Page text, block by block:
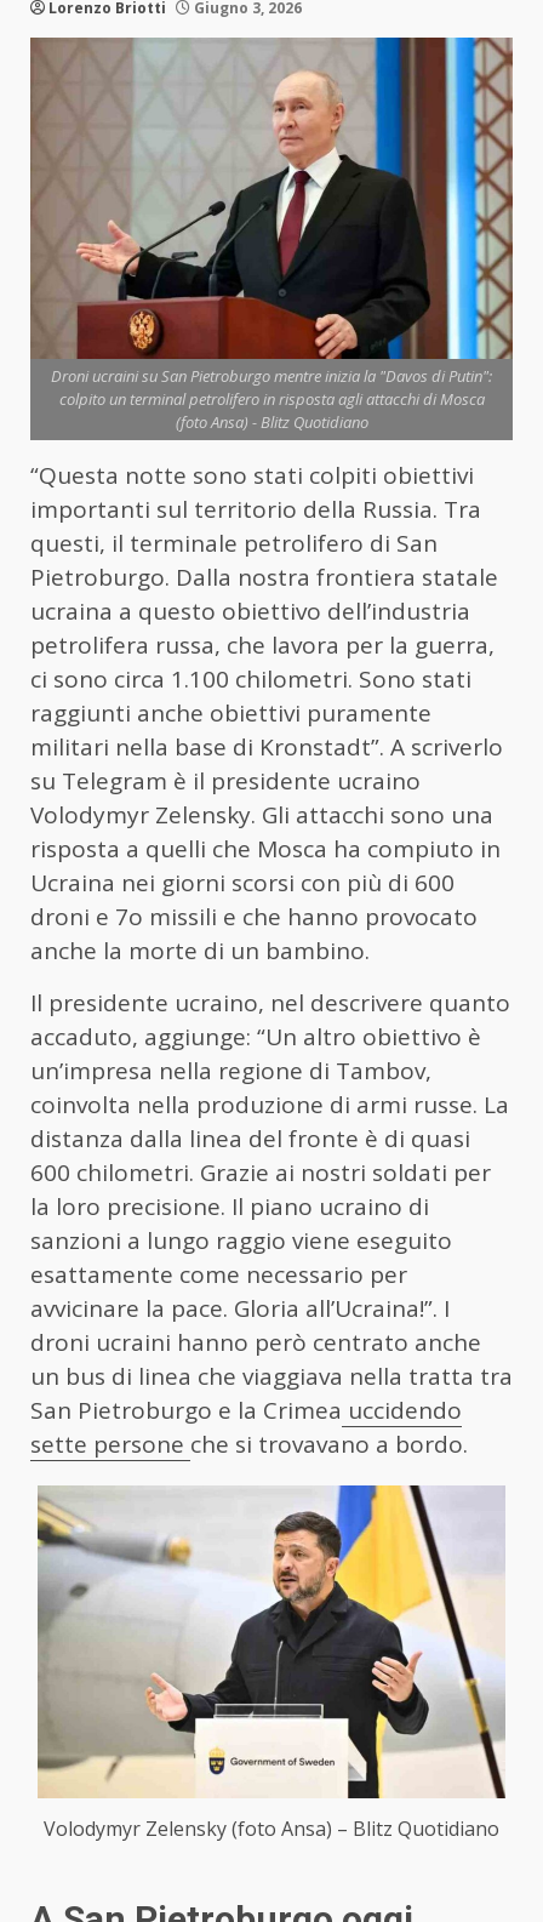
Lorenzo Briotti Giugno 3, 2026
Droni ucraini su San Pietroburgo mentre inizia la "Davos di Putin":
colpito un terminal petrolifero in risposta agli attacchi di Mosca
(foto Ansa) - Blitz Quotidiano
“Questa notte sono stati colpiti obiettivi
importanti sul territorio della Russia. Tra
questi, il terminale petrolifero di San
Pietroburgo. Dalla nostra frontiera statale
ucraina a questo obiettivo dell’industria
petrolifera russa, che lavora per la guerra,
ci sono circa 1.100 chilometri. Sono stati
raggiunti anche obiettivi puramente
militari nella base di Kronstadt”. A scriverlo
su Telegram è il presidente ucraino
Volodymyr Zelensky. Gli attacchi sono una
risposta a quelli che Mosca ha compiuto in
Ucraina nei giorni scorsi con più di 600
droni e 7o missili e che hanno provocato
anche la morte di un bambino.
Il presidente ucraino, nel descrivere quanto
accaduto, aggiunge: “Un altro obiettivo è
un’impresa nella regione di Tambov,
coinvolta nella produzione di armi russe. La
distanza dalla linea del fronte è di quasi
600 chilometri. Grazie ai nostri soldati per
la loro precisione. Il piano ucraino di
sanzioni a lungo raggio viene eseguito
esattamente come necessario per
avvicinare la pace. Gloria all’Ucraina!”. I
droni ucraini hanno però centrato anche
un bus di linea che viaggiava nella tratta tra
San Pietroburgo e la Crimea uccidendo
sette persone che si trovavano a bordo.
Volodymyr Zelensky (foto Ansa) – Blitz Quotidiano